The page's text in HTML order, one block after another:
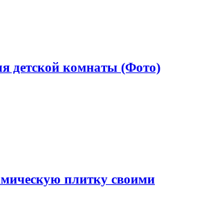
детской комнаты (Фото)
плитку своими